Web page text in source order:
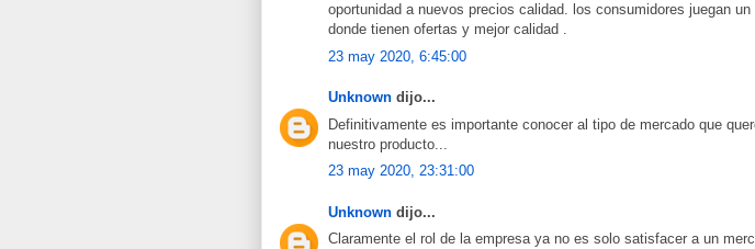
oportunidad a nuevos precios calidad. los consumidores juegan un
donde tienen ofertas y mejor calidad .
23 may 2020, 6:45:00
Unknown dijo...
Definitivamente es importante conocer al tipo de mercado que
nuestro producto...
23 may 2020, 23:31:00
Unknown dijo...
Claramente el rol de la empresa ya no es solo satisfacer a un